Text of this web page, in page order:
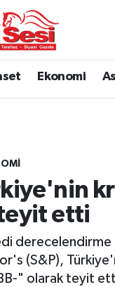
Ekonomi
etti
derecelendirme
(S&P),
" olarak teyit
Durumu
Haberleri